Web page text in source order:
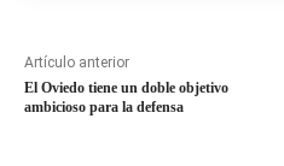
Artículo anterior
El Oviedo tiene un doble objetivo
ambicioso para la defensa